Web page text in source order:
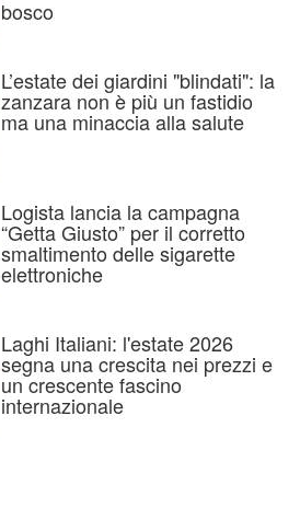
bosco
L’estate dei giardini "blindati": la
zanzara non è più un fastidio
ma una minaccia alla salute
Logista lancia la campagna
“Getta Giusto” per il corretto
smaltimento delle sigarette
elettroniche
Laghi Italiani: l'estate 2026
segna una crescita nei prezzi e
un crescente fascino
internazionale